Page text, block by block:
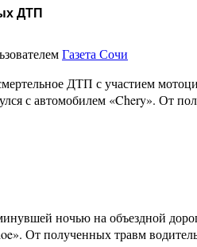
ДТП
Газета Сочи
ДТП с участием
с автомобилем «Chery». От
ночью на объездной
От полученных травм